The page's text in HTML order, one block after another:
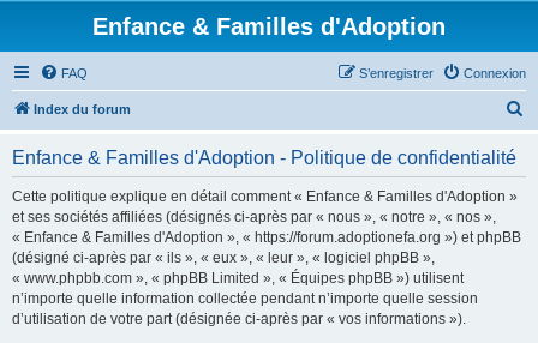
Enfance & Familles d'Adoption
FAQ Connexion
S’enregistrer
Index du forum
Enfance & Familles d'Adoption - Politique de confidentialité
Cette politique explique en détail comment « Enfance & Familles d'Adoption »
et ses sociétés affiliées (désignés ci-après par « nous », « notre », « nos »,
« Enfance & Familles d'Adoption », « https://forum.adoptionefa.org ») et phpBB
(désigné ci-après par « ils », « eux », « leur », « logiciel phpBB »,
« www.phpbb.com », « phpBB Limited », « Équipes phpBB ») utilisent
n’importe quelle information collectée pendant n’importe quelle session
d’utilisation de votre part (désignée ci-après par « vos informations »).